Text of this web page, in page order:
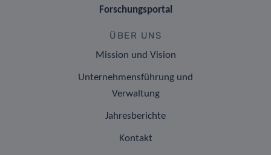
Forschungsportal
ÜBER UNS
Mission und Vision
Unternehmensführung und
Verwaltung
Jahresberichte
Kontakt